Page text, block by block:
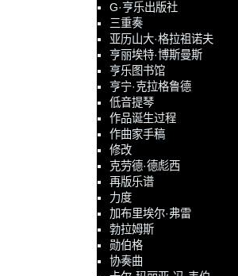
G·亨乐出版社
三重奏
亚历山大·格拉祖诺夫
亨丽埃特·博斯曼斯
亨乐图书馆
亨宁·克拉格鲁德
低音提琴
作品诞生过程
作曲家手稿
修改
克劳德·德彪西
再版乐谱
力度
加布里埃尔·弗雷
勃拉姆斯
勋伯格
协奏曲